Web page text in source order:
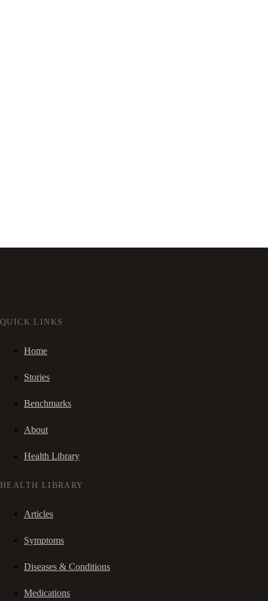
QUICK LINKS
Home
Stories
Benchmarks
About
Health Library
HEALTH LIBRARY
Articles
Symptoms
Diseases & Conditions
Medications